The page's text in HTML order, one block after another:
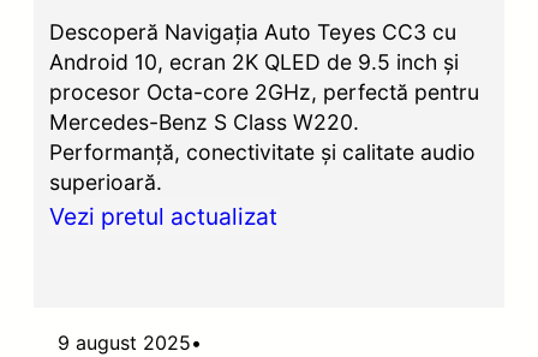
Descoperă Navigația Auto Teyes CC3 cu
Android 10, ecran 2K QLED de 9.5 inch și
procesor Octa-core 2GHz, perfectă pentru
Mercedes-Benz S Class W220.
Performanță, conectivitate și calitate audio
superioară.
Vezi pretul actualizat
9 august 2025•